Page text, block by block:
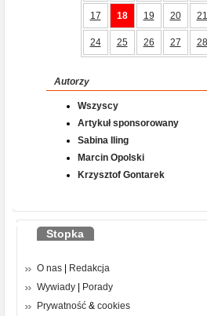
17 18 19 20 21
24 25 26 27 28
Autorzy
Wszyscy
Artykuł sponsorowany
Sabina Iling
Marcin Opolski
Krzysztof Gontarek
Stopka
O nas
Redakcja
Wywiady
Porady
Prywatność & cookies